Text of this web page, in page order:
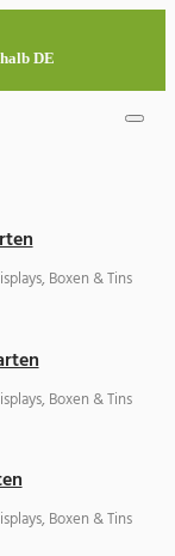
DE
Boxen & Tins
Boxen & Tins
Boxen & Tins